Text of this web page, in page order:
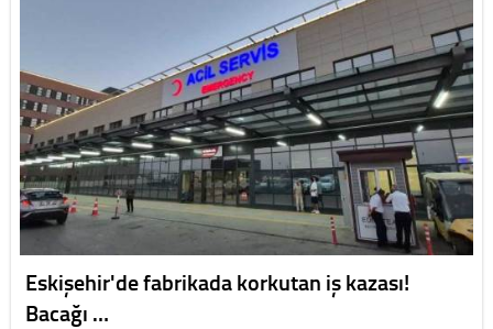
Eskişehir'de fabrikada korkutan iş kazası!
Bacağı …